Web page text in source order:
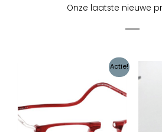
Onze laatste nieuwe
Actie!
Oorspronkelijke
€89,95.
Huidige
is:
€79,95.